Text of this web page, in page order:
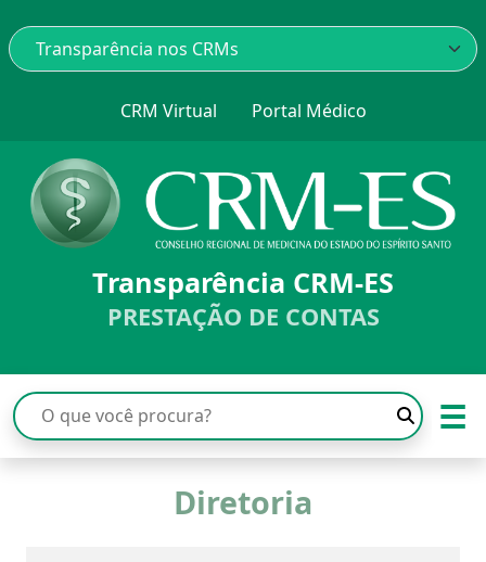
CRM Virtual Portal Médico
Transparência CRM-ES
PRESTAÇÃO DE CONTAS
☰
Diretoria